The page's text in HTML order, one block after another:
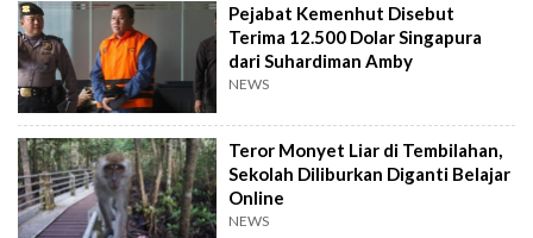
Pejabat Kemenhut Disebut
Terima 12.500 Dolar Singapura
dari Suhardiman Amby
NEWS
Teror Monyet Liar di Tembilahan,
Sekolah Diliburkan Diganti Belajar
Online
NEWS